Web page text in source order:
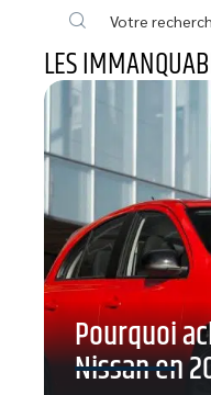
LES
Pourquoi
Nissan en